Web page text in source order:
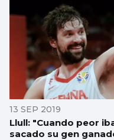
13 SEP 2019
Llull: "Cuando peor
sacado su gen